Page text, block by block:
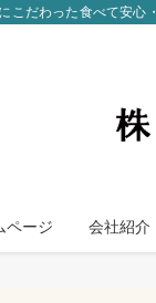
こだわった食べて安心
ページ 会社紹介